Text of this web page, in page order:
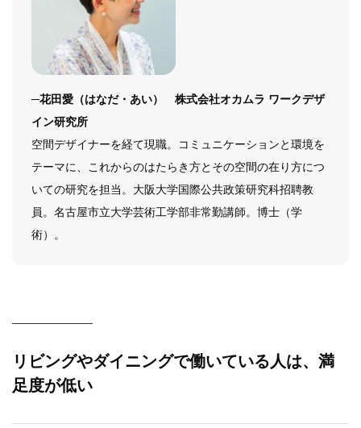
─花田愛（はなだ・あい） 株式会社オカムラ ワークデザ
イン研究所
空間デザイナーを経て現職。コミュニケーションと環境を
テーマに、これからのはたらき方とその空間の在り方につ
いての研究を担当。大阪大学国際公共政策研究科招聘教
員。名古屋市立大学芸術工学部非常勤講師。博士（学
術）。
リビングやダイニングで働いている人は、満
足度が低い